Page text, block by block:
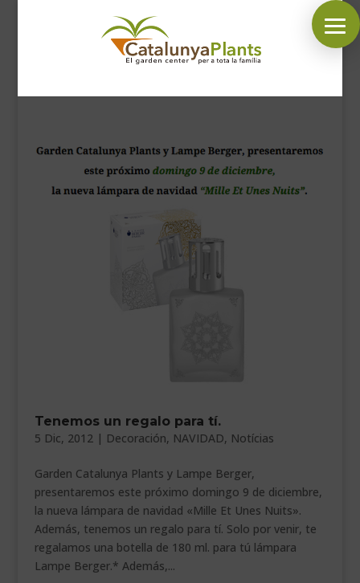
SÍGUENOS EN:
INICIO
___________________________
Tenemos un regalo para tí.
5 Dic, 2012 | Decoración, NAVIDAD, Notícias
Garden Catalunya Plants y Lampe Berger,
presentaremos este próximo domingo 9 de diciembre,
la nueva lámpara de navidad «Mille Et Unes Nuits».
Además, tenemos un regalo para tí. Solo por venir, te
regalamos una botella de 180 ml. para tú lámpara
Lampe Berger.* Además,...